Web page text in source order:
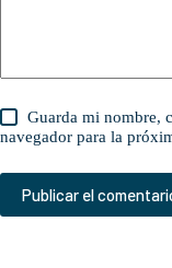
Guarda mi nombre,
navegador para la
Publicar el